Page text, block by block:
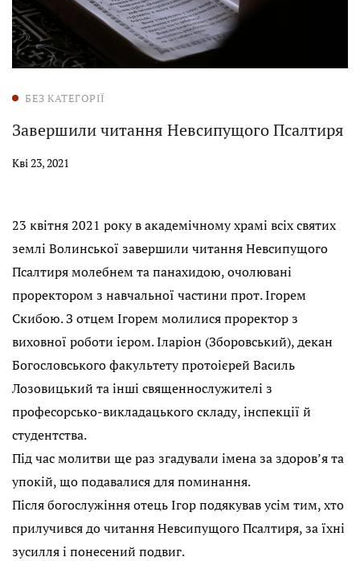
БЕЗ КАТЕГОРІЇ
Завершили читання Невсипущого Псалтиря
Кві 23, 2021
23 квітня 2021 року в академічному храмі всіх святих
землі Волинської завершили читання Невсипущого
Псалтиря молебнем та панахидою, очолювані
проректором з навчальної частини прот. Ігорем
Скибою. З отцем Ігорем молилися проректор з
виховної роботи ієром. Іларіон (Зборовський), декан
Богословського факультету протоієрей Василь
Лозовицький та інші священнослужителі з
професорсько-викладацького складу, інспекції й
студентства.
Під час молитви ще раз згадували імена за здоров’я та
упокій, що подавалися для поминання.
Після богослужіння отець Ігор подякував усім тим, хто
прилучився до читання Невсипущого Псалтиря, за їхні
зусилля і понесений подвиг.